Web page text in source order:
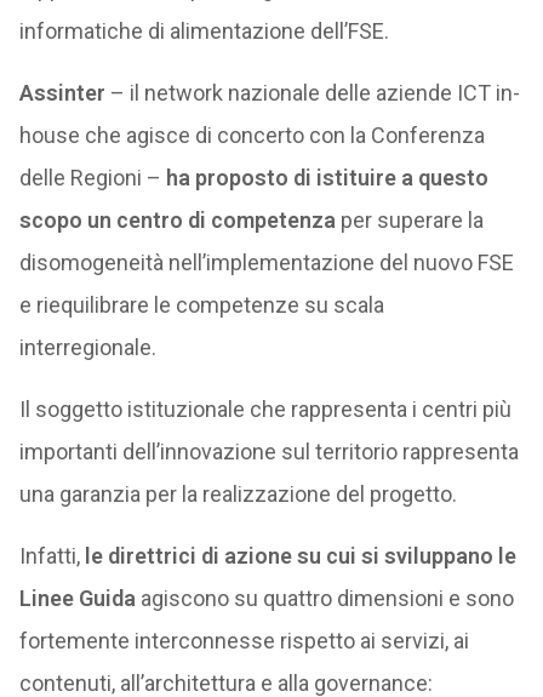
informatiche di alimentazione dell’FSE.
Assinter – il network nazionale delle aziende ICT in-
house che agisce di concerto con la Conferenza
delle Regioni – ha proposto di istituire a questo
scopo un centro di competenza per superare la
disomogeneità nell’implementazione del nuovo FSE
e riequilibrare le competenze su scala
interregionale.
Il soggetto istituzionale che rappresenta i centri più
importanti dell’innovazione sul territorio rappresenta
una garanzia per la realizzazione del progetto.
Infatti, le direttrici di azione su cui si sviluppano le
Linee Guida agiscono su quattro dimensioni e sono
fortemente interconnesse rispetto ai servizi, ai
contenuti, all’architettura e alla governance: